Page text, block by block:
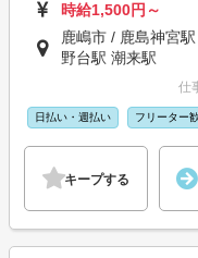
時給1,500円～
鹿嶋市 / 鹿島神宮
野台駅 潮来駅
仕
日払い・週払い フリーター
キープする